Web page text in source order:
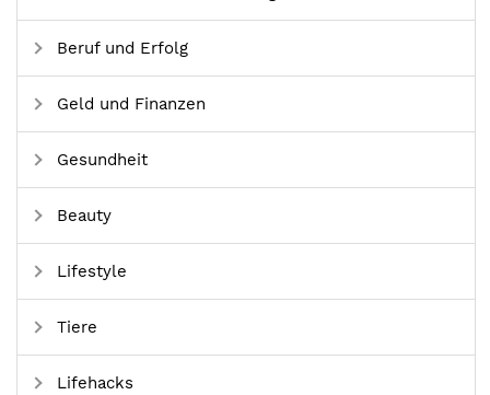
Beruf und Erfolg
Geld und Finanzen
Gesundheit
Beauty
Lifestyle
Tiere
Lifehacks